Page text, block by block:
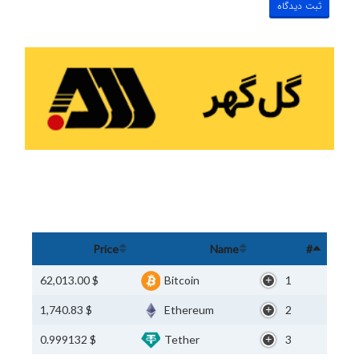
#
Name
Price
1
Bitcoin
$ 62,013.00
2
Ethereum
$ 1,740.83
3
Tether
$ 0.999132